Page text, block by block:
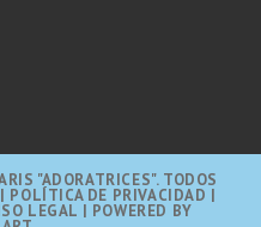
"ADORATRICES". TODOS
| POLÍTICA DE PRIVACIDAD |
LEGAL | POWERED BY